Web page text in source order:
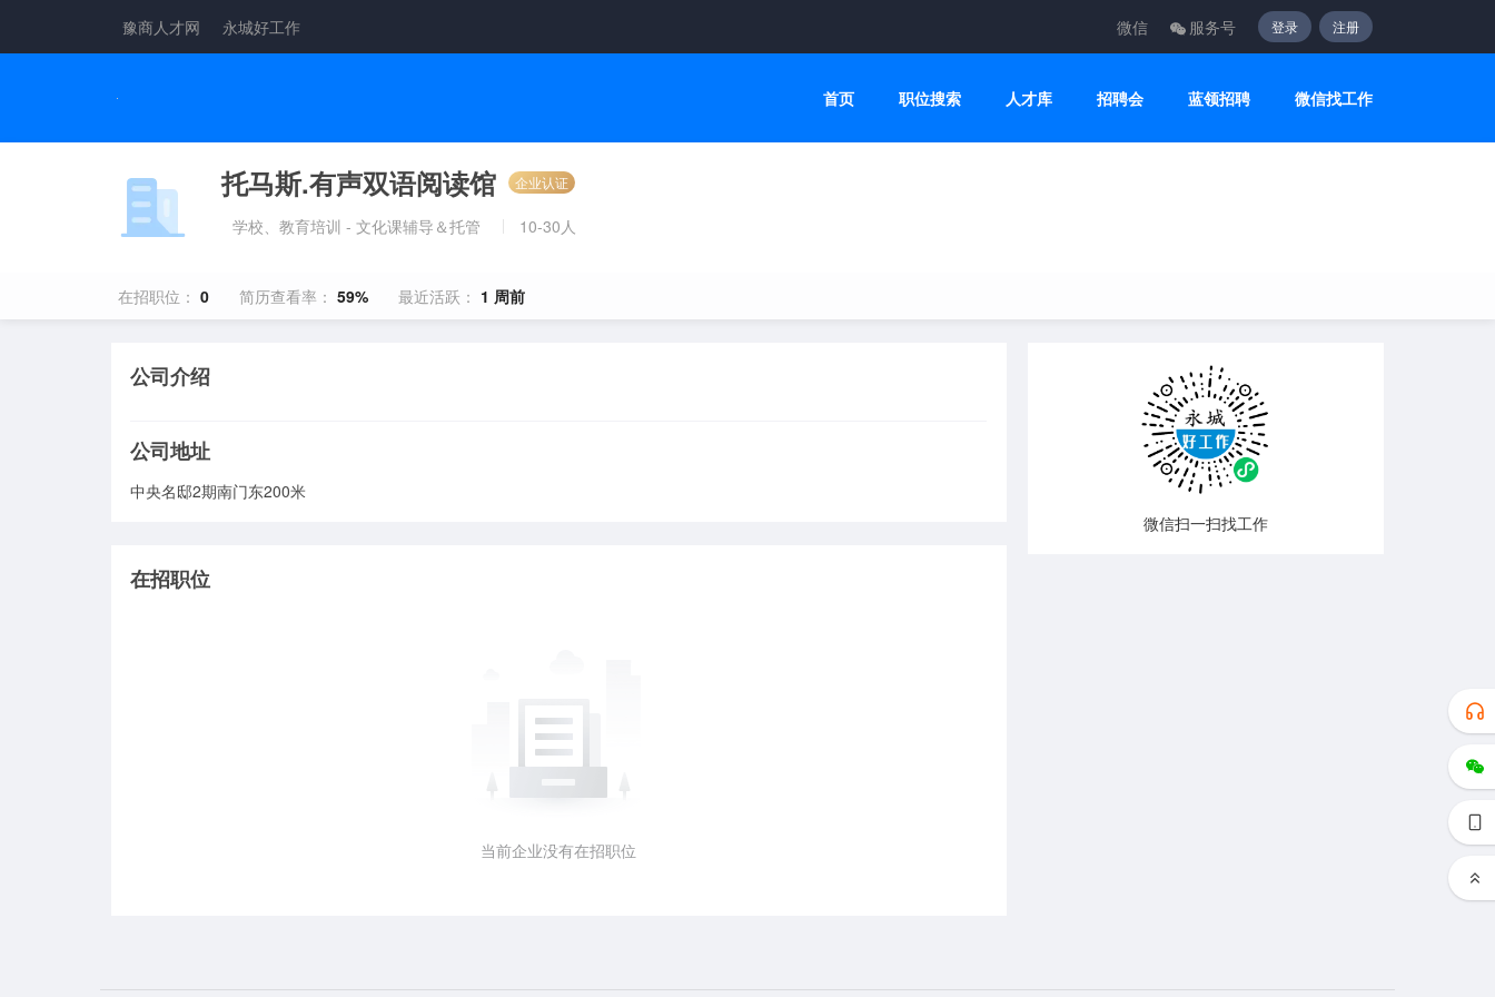
豫商人才网 永城好工作 微信 服务号 登录 注册
首页 职位搜索 人才库 招聘会 蓝领招聘 微信找工作
托马斯.有声双语阅读馆 企业认证
学校、教育培训 - 文化课辅导＆托管 10-30人
在招职位： 0 简历查看率： 59% 最近活跃： 1 周前
公司介绍
公司地址
中央名邸2期南门东200米
在招职位
当前企业没有在招职位
微信扫一扫找工作